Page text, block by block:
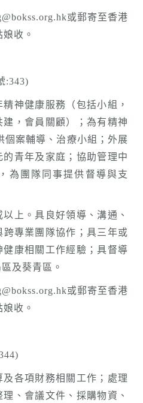
或郵寄至香港
收。
:343)
神健康服務（包括小組，
，會員關顧）；為有精神
個案輔導、治療小組；外展
青年及家庭；協助管理中
為團隊同事提供督導與支
上。具良好領導、溝通、
專業團隊協作；具三年或
康相關工作經驗；具督導
及葵青區。
或郵寄至香港
收。
各項財務相關工作；處理
、會議文件、採購物資、